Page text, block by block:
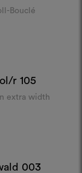
Bouclé
r 105
extra width
003